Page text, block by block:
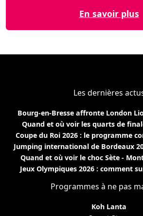
En savoir plus
Les dernières
Bourg-en-Bresse affronte London
Quand et où voir les quarts de
Coupe du Roi 2026 : le programme
Jumping international de Bordeaux
Quand et où voir le choc Sète -
Jeux Olympiques 2026 : comment
Programmes à ne pas
Koh Lanta